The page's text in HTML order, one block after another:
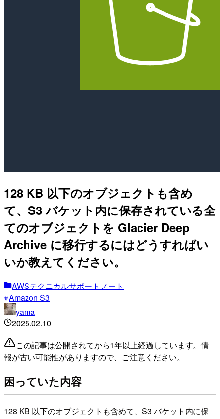
128 KB 以下のオブジェクトも含め
て、S3 バケット内に保存されている全
てのオブジェクトを Glacier Deep
Archive に移行するにはどうすればい
いか教えてください。
AWSテクニカルサポートノート
Amazon S3
yama
2025.02.10
この記事は公開されてから1年以上経過しています。情
報が古い可能性がありますので、ご注意ください。
困っていた内容
128 KB 以下のオブジェクトも含めて、S3 バケット内に保